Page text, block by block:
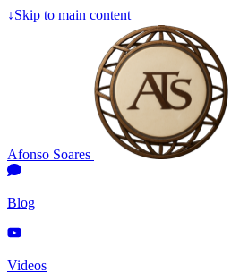
↓Skip to main content
Afonso Soares
Blog
Videos